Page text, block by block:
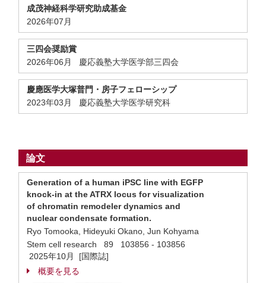
成茂神経科学研究助成基金
2026年07月
三四会奨励賞
2026年06月 慶応義塾大学医学部三四会
慶應医学大塚普門・房子フェローシップ
2023年03月 慶応義塾大学医学研究科
論文
Generation of a human iPSC line with EGFP
knock-in at the ATRX locus for visualization
of chromatin remodeler dynamics and
nuclear condensate formation.
Ryo Tomooka, Hideyuki Okano, Jun Kohyama
Stem cell research 89 103856 - 103856
2025年10月 [国際誌]
概要を見る